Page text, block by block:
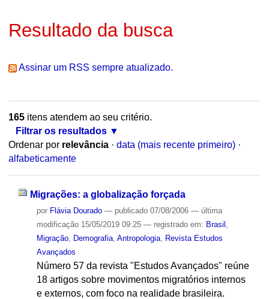
Resultado da busca
Assinar um RSS sempre atualizado.
165itens atendem ao seu critério.
Filtrar os resultados
Ordenar por relevância · data (mais recente primeiro) ·
alfabeticamente
Migrações: a globalização forçada
por Flávia Dourado — publicado07/08/2006 — última
modificação15/05/2019 09:25 — registrado em: Brasil
Migração, Demografia, Antropologia,
Revista Estudos
Avançados
Número 57 da revista "Estudos Avançados" reúne
18 artigos sobre movimentos migratórios internos
e externos, com foco na realidade brasileira.